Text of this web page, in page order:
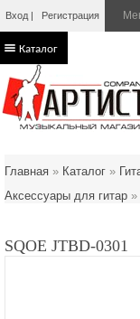
Вход Регистрация
Каталог
Главная » Каталог »
Аксессуары для гитар »
SQOE JTBD-0301